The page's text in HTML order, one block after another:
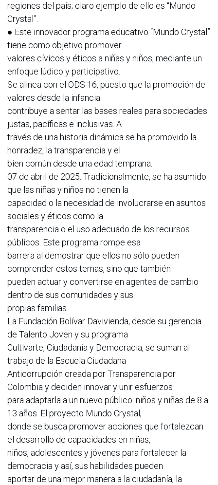
regiones del país; claro ejemplo de ello es “Mundo
Crystal”.
● Este innovador programa educativo “Mundo Crystal”
tiene como objetivo promover
valores cívicos y éticos a niñas y niños, mediante un
enfoque lúdico y participativo.
Se alinea con el ODS 16, puesto que la promoción de
valores desde la infancia
contribuye a sentar las bases reales para sociedades
justas, pacíficas e inclusivas. A
través de una historia dinámica se ha promovido la
honradez, la transparencia y el
bien común desde una edad temprana.
07 de abril de 2025. Tradicionalmente, se ha asumido
que las niñas y niños no tienen la
capacidad o la necesidad de involucrarse en asuntos
sociales y éticos como la
transparencia o el uso adecuado de los recursos
públicos. Este programa rompe esa
barrera al demostrar que ellos no sólo pueden
comprender estos temas, sino que también
pueden actuar y convertirse en agentes de cambio
dentro de sus comunidades y sus
propias familias
La Fundación Bolívar Davivienda, desde su gerencia
de Talento Joven y su programa
Cultivarte, Ciudadanía y Democracia, se suman al
trabajo de la Escuela Ciudadana
Anticorrupción creada por Transparencia por
Colombia y deciden innovar y unir esfuerzos
para adaptarla a un nuevo público: niños y niñas de 8 a
13 años. El proyecto Mundo Crystal,
donde se busca promover acciones que fortalezcan
el desarrollo de capacidades en niñas,
niños, adolescentes y jóvenes para fortalecer la
democracia y así, sus habilidades pueden
aportar de una mejor manera a la ciudadanía, la